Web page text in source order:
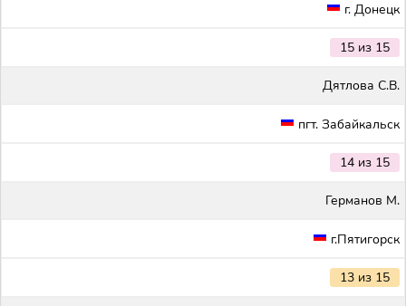
г. Донецк
15 из 15
Дятлова С.В.
пгт. Забайкальск
14 из 15
Германов М.
г.Пятигорск
13 из 15